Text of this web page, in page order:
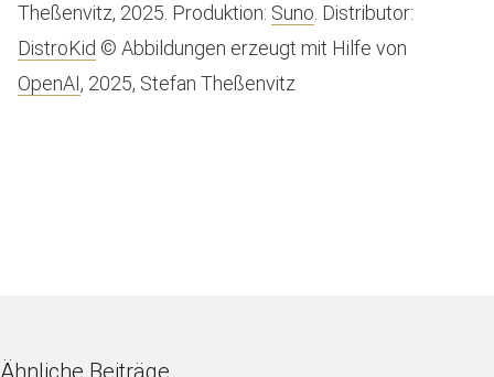
Theßenvitz, 2025. Produktion: Suno . Distributor:
DistroKid © Abbildungen erzeugt mit Hilfe von
OpenAI, 2025, Stefan Theßenvitz
Ähnliche Beiträge